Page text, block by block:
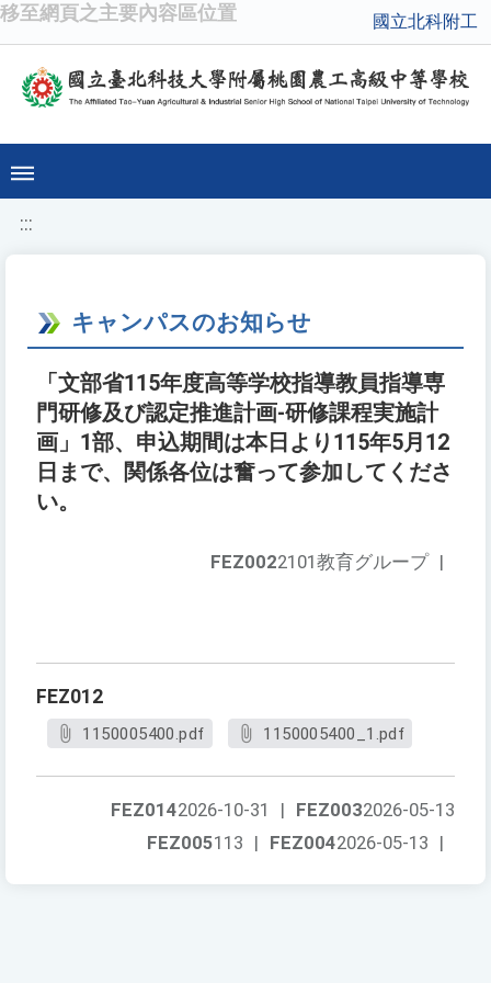
移至網頁之主要內容區位置 國立北科附工
:::
キャンパスのお知らせ
「文部省115年度高等学校指導教員指導専
門研修及び認定推進計画-研修課程実施計
画」1部、申込期間は本日より115年5月12
日まで、関係各位は奮って参加してくださ
い。
FEZ0022101教育グループ |
FEZ012
1150005400.pdf 1150005400_1.pdf
FEZ0032026-05-13
FEZ0142026-10-31
|
FEZ0042026-05-13 |
FEZ005113 |